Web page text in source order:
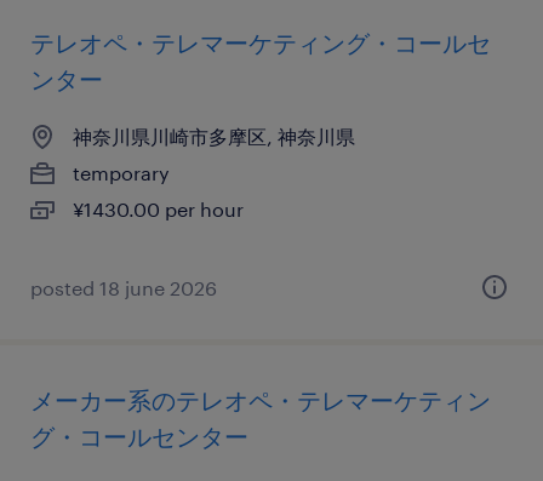
テレオペ・テレマーケティング・コールセ
ンター
神奈川県川崎市多摩区, 神奈川県
temporary
¥1430.00 per hour
posted 18 june 2026
メーカー系のテレオペ・テレマーケティン
グ・コールセンター